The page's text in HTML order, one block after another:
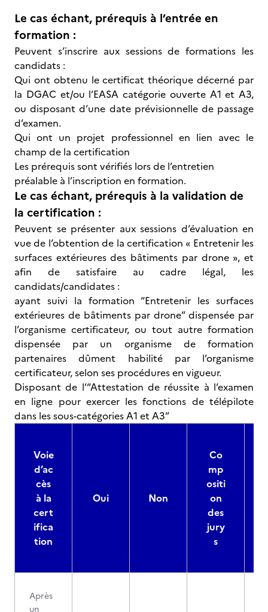
Le cas échant, prérequis à l’entrée en
formation :
Peuvent s’inscrire aux sessions de formations les
candidats :
Qui ont obtenu le certificat théorique décerné par
la DGAC et/ou l’EASA catégorie ouverte A1 et A3,
ou disposant d’une date prévisionnelle de passage
d’examen.
Qui ont un projet professionnel en lien avec le
champ de la certification
Les prérequis sont vérifiés lors de l’entretien
préalable à l’inscription en formation.
Le cas échant, prérequis à la validation de
la certification :
Peuvent se présenter aux sessions d’évaluation en
vue de l’obtention de la certification « Entretenir les
surfaces extérieures des bâtiments par drone », et
afin de satisfaire au cadre légal, les
candidats/candidates :
ayant suivi la formation “Entretenir les surfaces
extérieures de bâtiments par drone” dispensée par
l’organisme certificateur, ou tout autre formation
dispensée par un organisme de formation
partenaires dûment habilité par l’organisme
certificateur, selon ses procédures en vigueur.
Disposant de l’“Attestation de réussite à l’examen
en ligne pour exercer les fonctions de télépilote
dans les sous-catégories A1 et A3”
Voie
d’ac
cès
à la
cert
ifica
tion
Oui Non
Co
mp
ositi
on
des
jury
s
Après
un